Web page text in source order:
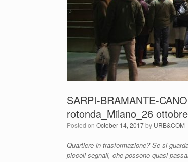
SARPI-BRAMANTE-
rotonda_Milano_26
Posted on October 14, 2017by URB&COM
Quartiere in trasformazione?Se si
piccoli segnali, che possono quasi